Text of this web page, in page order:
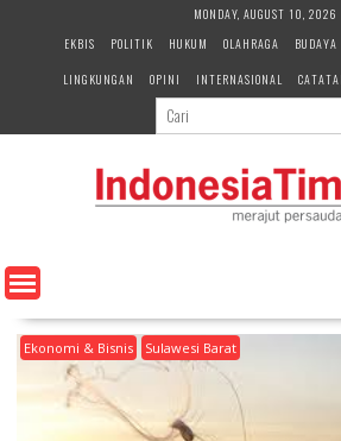
e
n
MONDAY, AUGUST 10, 2026
EKBIS
POLITIK HUKUM OLAHRAGA BUDAYA
LINGKUNGAN
OPINI INTERNASIONAL
Ekonomi & Bisnis Sulawesi Barat